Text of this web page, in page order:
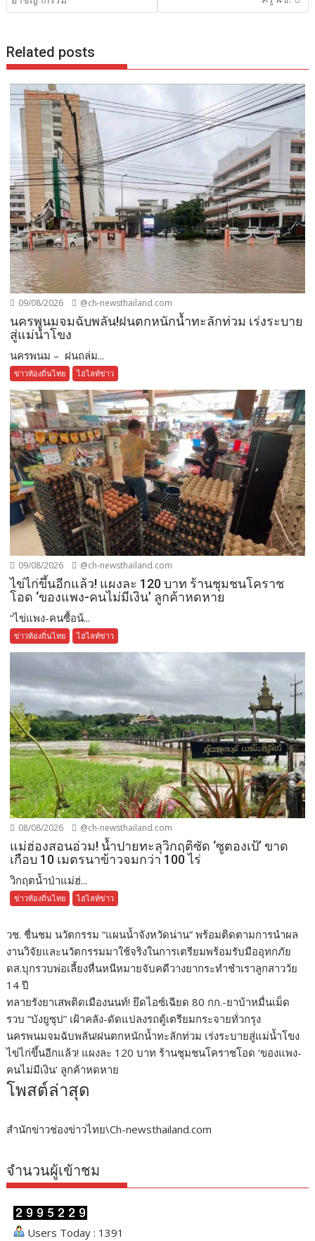
Related posts
09/08/2026 @ch-newsthailand.com
นครพนมจมฉับพลัน!ฝนตกหนักน้ำทะลักท่วม เร่งระบาย
สู่แม่น้ำโขง
นครพนม – ฝนถล่ม...
ข่าวท้องถิ่นไทย ไฮไลท์ข่าว
09/08/2026 @ch-newsthailand.com
ไข่ไก่ขึ้นอีกแล้ว! แผงละ 120 บาท ร้านชุมชนโคราช
โอด ‘ของแพง-คนไม่มีเงิน’ ลูกค้าหดหาย
“ไข่แพง-คนซื้อน้...
ข่าวท้องถิ่นไทย ไฮไลท์ข่าว
08/08/2026 @ch-newsthailand.com
แม่ฮ่องสอนอ่วม! น้ำปายทะลุวิกฤติซัด ‘ซูตองเป้’ ขาด
เกือบ 10 เมตรนาข้าวจมกว่า 100 ไร่
วิกฤตน้ำป่าแม่ฮ่...
ข่าวท้องถิ่นไทย ไฮไลท์ข่าว
วช. ชื่นชม นวัตกรรม “แผนน้ำจังหวัดน่าน” พร้อมติดตามการนำผล
งานวิจัยและนวัตกรรมมาใช้จริงในการเตรียมพร้อมรับมืออุทกภัย
ดส.บุกรวบพ่อเลี้ยงหื่นหนีหมายจับคดีวางยากระทำชำเราลูกสาววัย
14 ปี
ทลายรังยาเสพติดเมืองนนท์! ยึดไอซ์เฉียด 80 กก.-ยาบ้าหมื่นเม็ด
รวบ “บังยูซุป” เฝ้าคลัง-ดัดแปลงรถตู้เตรียมกระจายทั่วกรุง
นครพนมจมฉับพลัน!ฝนตกหนักน้ำทะลักท่วม เร่งระบายสู่แม่น้ำโขง
ไข่ไก่ขึ้นอีกแล้ว! แผงละ 120 บาท ร้านชุมชนโคราชโอด ‘ของแพง-
คนไม่มีเงิน’ ลูกค้าหดหาย
โพสต์ล่าสุด
สำนักข่าวช่องข่าวไทย\Ch-newsthailand.com
จำนวนผู้เข้าชม
Users Today : 1391